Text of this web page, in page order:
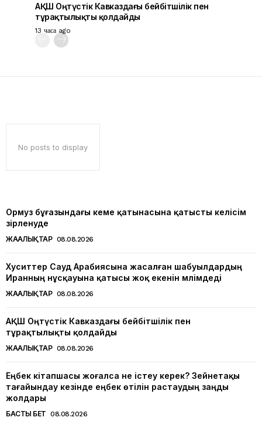
АҚШ Оңтүстік Кавказдағы бейбітшілік пен
тұрақтылықты қолдайды
13 часа ago
No posts to display
Ормуз бұғазындағы кеме қатынасына қатысты келісім
әзірленуде
ЖАҢАЛЫҚТАР 08.08.2026
Хуситтер Сауд Арабиясына жасалған шабуылдардың
Иранның нұсқауына қатысы жоқ екенін мәлімдеді
ЖАҢАЛЫҚТАР 08.08.2026
АҚШ Оңтүстік Кавказдағы бейбітшілік пен
тұрақтылықты қолдайды
ЖАҢАЛЫҚТАР 08.08.2026
Еңбек кітапшасы жоғалса не істеу керек? Зейнетақы
тағайындау кезінде еңбек өтілін растаудың заңды
жолдары
БАСТЫ БЕТ 08.08.2026